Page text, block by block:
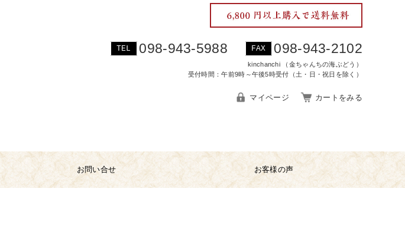
TEL 098-943-5988 FAX 098-943-2102
kinchanchi （金ちゃんちの海ぶどう）
受付時間：午前9時～午後5時受付（土・日・祝日を除く）
マイページ カートをみる
お問い合せ お客様の声